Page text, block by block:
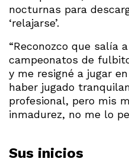
nocturnas para
‘relajarse’.
“Reconozco que salía
campeonatos de
y me resigné a jugar
haber jugado
profesional, pero mis
inmadurez, no me lo
Sus inicios